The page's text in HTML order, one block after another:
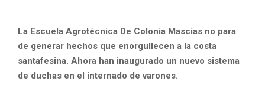
La Escuela Agrotécnica De Colonia Mascías no para
de generar hechos que enorgullecen a la costa
santafesina. Ahora han inaugurado un nuevo sistema
de duchas en el internado de varones.